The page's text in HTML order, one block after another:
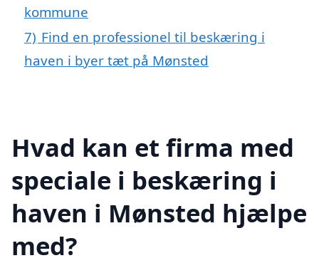
kommune
7) Find en professionel til beskæring i
haven i byer tæt på Mønsted
Hvad kan et firma med
speciale i beskæring i
haven i Mønsted hjælpe
med?